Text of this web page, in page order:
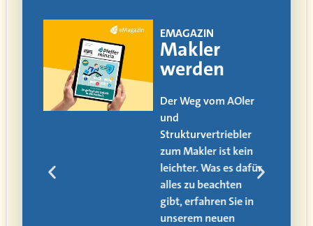
EMAGAZIN
Makler
werden
Der Weg vom AOler
und
Strukturvertriebler
zum Makler ist kein
leichter. Was es dafür
alles zu beachten
gibt, erfahren Sie in
unserem neuen